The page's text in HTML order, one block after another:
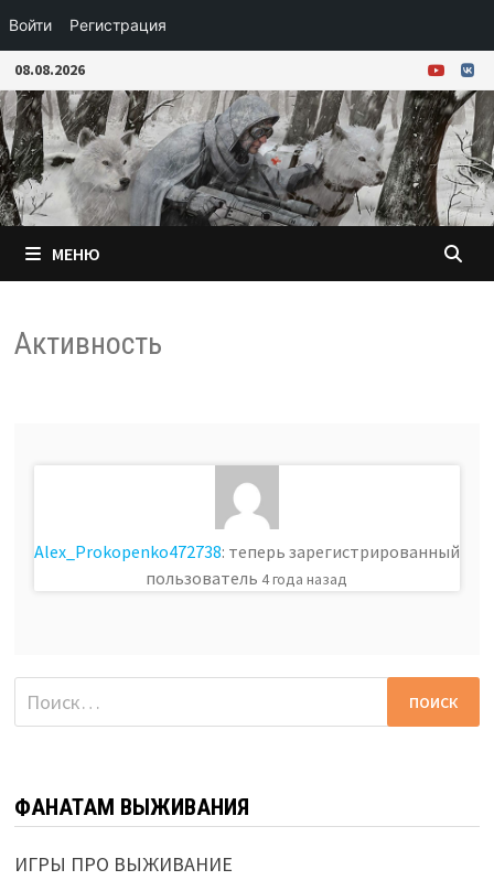
Войти Регистрация
Перейти
к
содержимому
08.08.2026
МЕНЮ
Активность
Alex_Prokopenko472738: теперь зарегистрированный
пользователь 4 года назад
Найти:
ФАНАТАМ ВЫЖИВАНИЯ
ИГРЫ ПРО ВЫЖИВАНИЕ